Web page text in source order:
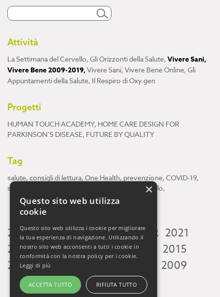
Attività
La Settimana del Cervello, Gli Orizzonti della Salute, Vivere Sani,
Vivere Bene 2009-2019,Vivere Sani, Vivere Bene Online, Gli
Appuntamenti della Salute, Il Respiro di Oxy.gen
Progetti
HUMAN TOUCH ACADEMY, HOME CARE DESIGN FOR
PARKINSON’S DISEASE, FUTURE BY QUALITY
Tag
salute, consigli di lettura, One Health, prevenzione, COVID-19,
scienza
cervello,
2026 2025 2024 2023 2022 2021
2020 2019 2018 2017 2016
2015
2014 2013 2009
×
Questo sito web utilizza
cookie
Questo sito web utilizza i cookie per migliorare
la tua esperienza di navigazione. Utilizzando il
nostro sito web acconsenti a tutti i cookie in
conformità con la nostra policy per i cookie.
Leggi di più
ACCETTA TUTTO RIFIUTA TUTTO